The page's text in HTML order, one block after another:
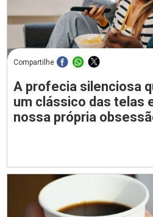
Compartilhe
A profecia silenciosa
um clássico das telas
nossa própria